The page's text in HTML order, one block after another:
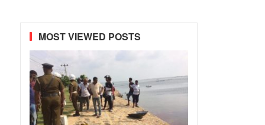
MOST VIEWED POSTS